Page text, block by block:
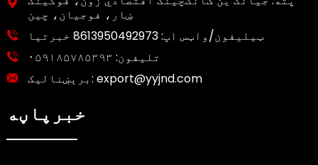
ښار، فوجیان، چین
ټیلیفون/واټس اپ:8613950492973 خبرتیا
تلیفون:
برېښنالیک: export@yyjnd.com
خبرپاڼه